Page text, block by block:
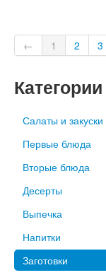
← 1 2 3
Категории
Салаты и закуски
Первые блюда
Вторые блюда
Десерты
Выпечка
Напитки
Заготовки